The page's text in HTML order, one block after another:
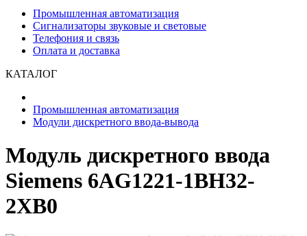
Промышленная автоматизация
Сигнализаторы звуковые и световые
Телефония и связь
Оплата и доставка
КАТАЛОГ
Промышленная автоматизация
Модули дискретного ввода-вывода
Модуль дискретного ввода
Siemens 6AG1221-1BH32-
2XB0